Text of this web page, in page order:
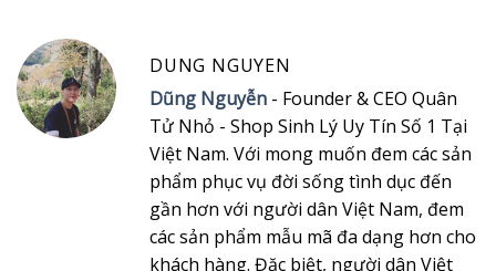
DUNG NGUYEN
Dũng Nguyễn - Founder & CEO Quân
Tử Nhỏ - Shop Sinh Lý Uy Tín Số 1 Tại
Việt Nam. Với mong muốn đem các sản
phẩm phục vụ đời sống tình dục đến
gần hơn với người dân Việt Nam, đem
các sản phẩm mẫu mã đa dạng hơn cho
khách hàng. Đặc biệt, người dân Việt